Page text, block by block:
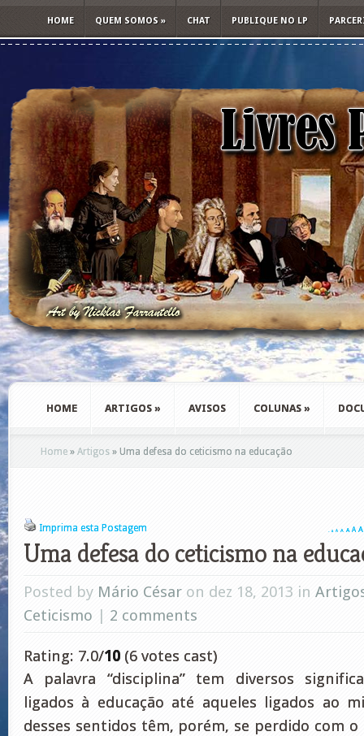
HOME QUEM SOMOS » CHAT PUBLIQUE NO LP
HOME ARTIGOS » AVISOS COLUNAS »
Home » Artigos » Uma defesa do ceticismo na educação
Imprima esta Postagem A A A A A A A
Uma defesa do ceticismo na
Posted by Mário César on dez 18, 2013 in
Ceticismo | 2 comments
Rating: 7.0/10 (6 votes cast)
A palavra “disciplina” tem diversos
ligados à educação até aqueles ligados ao
desses sentidos têm, porém, se perdido com